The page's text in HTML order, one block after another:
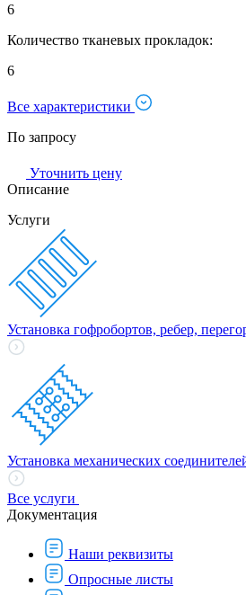
6
Количество тканевых прокладок:
6
Все характеристики
По запросу
Уточнить цену
Описание
Услуги
Установка гофробортов, ребер,
Установка механических
Все услуги
Документация
Наши реквизиты
Опросные листы